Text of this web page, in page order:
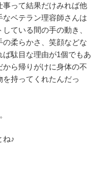
事って結果だけみれば他
ベテラン理容師さんは
ている間の手の動き、
柔らかさ、笑顔などな
駄目な理由が1個でもあ
ら帰りがけに身体の不
持ってくれたんだっ
ね♪